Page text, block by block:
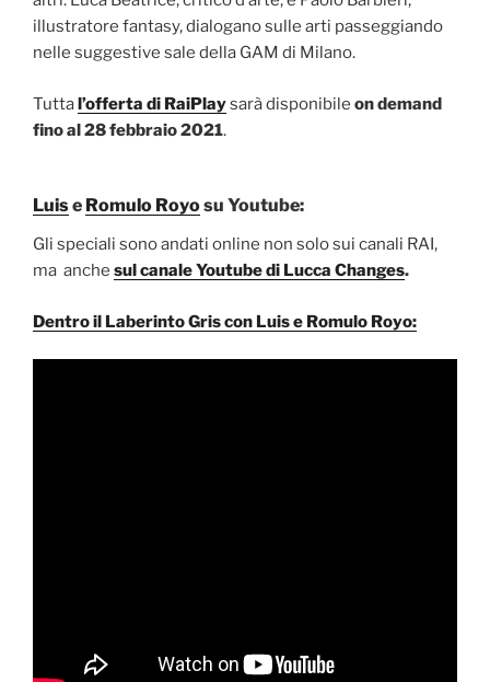
illustratore fantasy, dialogano sulle arti passeggiando
nelle suggestive sale della GAM di Milano.
Tuttal’offerta di RaiPlaysarà disponibile on demand
fino al 28 febbraio 2021.
Luise Romulo Royosu Youtube:
Gli speciali sono andati online non solo sui canali RAI,
ma anche sul canale Youtube di Lucca Changes.
Dentro il Laberinto Gris con Luis e Romulo Royo: